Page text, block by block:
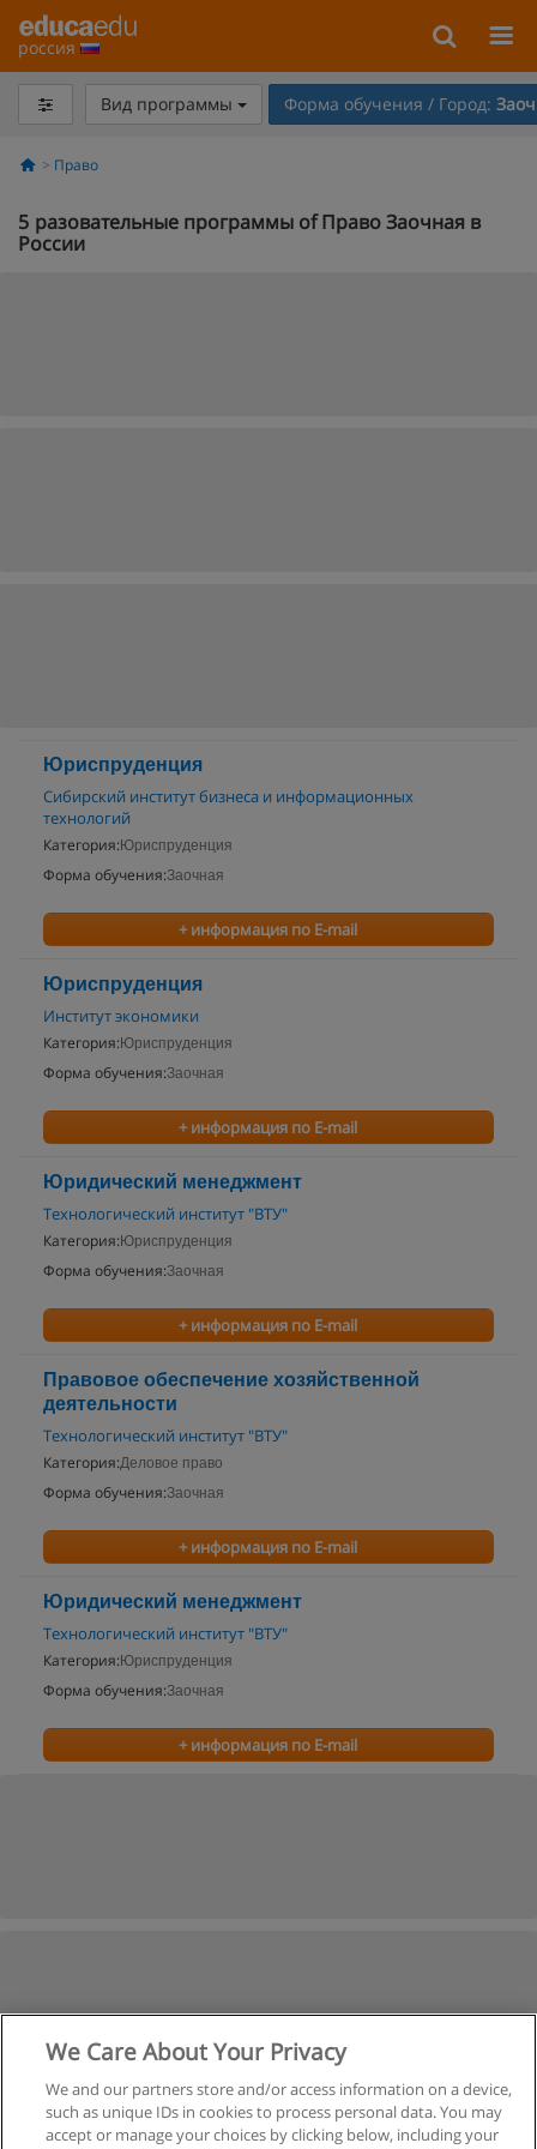
россия
Вид программы Форма обучения / Город:
Право
5 разовательные программы of Право Заочная в
России
Юриспруденция
Сибирский институт бизнеса и информационных
технологий
Категория: Юриспруденция
Форма обучения:Заочная
+ информация по E-mail
Юриспруденция
Институт экономики
Категория: Юриспруденция
Форма обучения:Заочная
+ информация по E-mail
Юридический менеджмент
Технологический институт "ВТУ"
Категория: Юриспруденция
Форма обучения:Заочная
+ информация по E-mail
Правовое обеспечение хозяйственной
деятельности
Технологический институт "ВТУ"
Категория:Деловое право
Форма обучения:Заочная
+ информация по E-mail
Юридический менеджмент
Технологический институт "ВТУ"
Категория: Юриспруденция
Форма обучения:Заочная
+ информация по E-mail
We Care About Your Privacy
We and our partners store and/or access information on a device,
such as unique IDs in cookies to process personal data. You may
accept or manage your choices by clicking below, including your